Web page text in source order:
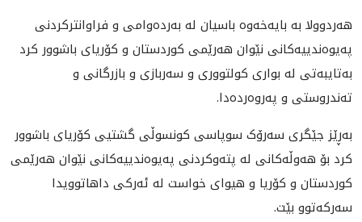
هەردوولا بە بایەخەوە باسیان لە بەردەوامی و فراوانتركردنی
پەیوەندییەکانی نێوان هەرێمی كوردستان و كۆریای باشوور کرد
بەتایبەتی لە بواری کولتووری و سەربازی و بازرگانی و
تەندروستی و پەروەردەدا.
به‌ڕێز جێگری سەرۆک سوپاسی کونسوڵی گشتیی کۆریای باشوور
کرد بۆ هەوڵەکانی لە پتەوکردنی پەیوەندییەکانی نێوان هەرێمی
کوردستان و کۆریا و هیوای خواست لە ئەركی داهاتوویدا
سەرکەتوو بێت.